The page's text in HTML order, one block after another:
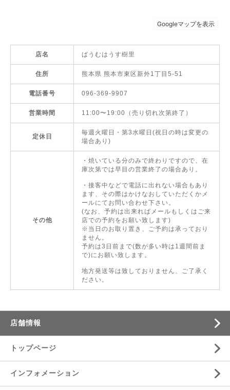
店名 ばうむはうす樹里
住所 熊本県 熊本市東区新外1丁目5-51
電話番号 096-369-9907
営業時間 11:00〜19:00（売り切れ次第終了）
定休日
毎週火曜日・第3水曜日(祝日の時は変更の
場合あり)
その他
・焼いている分のみで終わりですので、在
庫次第では早目の営業終了の場合あり。
・接客中などで電話に出れない場合もあり
ます、その際はかけなおしていただくかメ
ールにてお問い合わせ下さい。
(なお、予約は出来ればメールもしくはご来
店での予約をお願い致します)
※当日のお取り置き、ご予約は承っており
ません。
予約は3日前まで(数が多い時は1週間前ま
で)にお願い致します。
地方発送等は致しておりません、ご了承く
ださい。
店舗情報
トップページ
インフォメーション